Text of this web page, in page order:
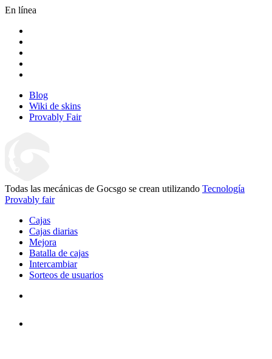
En línea
Blog
Wiki de skins
Provably Fair
Todas las mecánicas de Gocsgo se crean utilizando Tecnología
Provably fair
Cajas
Cajas diarias
Mejora
Batalla de cajas
Intercambiar
Sorteos de usuarios